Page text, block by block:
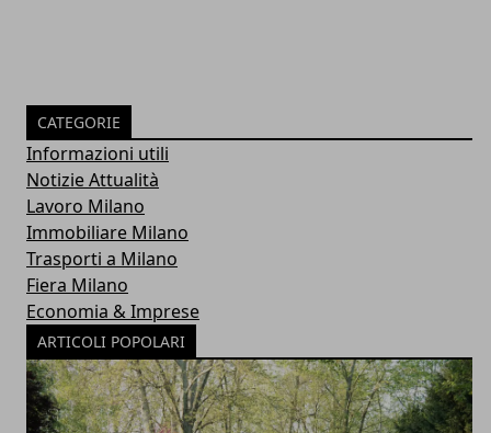
CATEGORIE
Informazioni utili
Notizie Attualità
Lavoro Milano
Immobiliare Milano
Trasporti a Milano
Fiera Milano
Economia & Imprese
ARTICOLI POPOLARI